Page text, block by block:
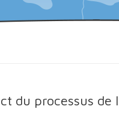
du processus de